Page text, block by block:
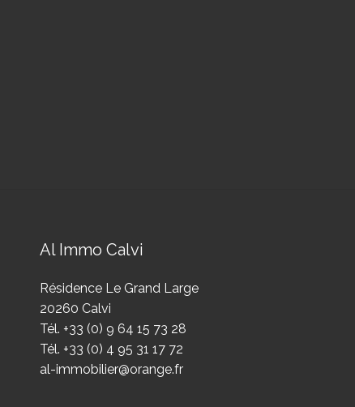
Al Immo Calvi
Résidence Le Grand Large
20260 Calvi
Tél. +33 (0) 9 64 15 73 28
Tél. +33 (0) 4 95 31 17 72
al-immobilier@orange.fr